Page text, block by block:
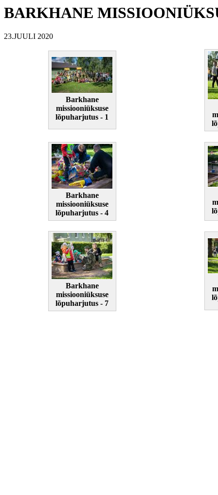
BARKHANE
23.JUULI 2020
Barkhane
missiooniüksuse
lõpuharjutus - 1
Barkhane
missiooniüksuse
lõpuharjutus - 4
Barkhane
missiooniüksuse
lõpuharjutus - 7